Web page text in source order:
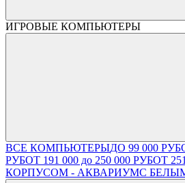
ИГРОВЫЕ КОМПЬЮТЕРЫ
ВСЕ КОМПЬЮТЕРЫДО 99 000 РУБ
РУБОТ 191 000 до 250 000 РУБОТ
КОРПУСОМ - АКВАРИУМС